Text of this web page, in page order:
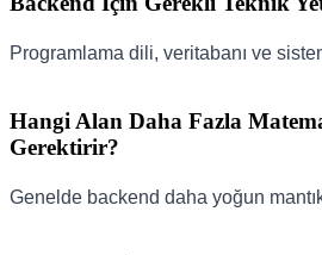
Programlama dili, veritabanı ve
Hangi Alan Daha Fazla
Gerektirir?
Genelde backend daha yoğun